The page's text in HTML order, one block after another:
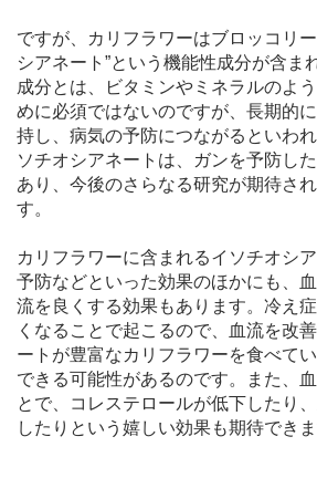
ですが、カリフラワーはブロッコリ
シアネート”という機能性成分が含ま
成分とは、ビタミンやミネラルのよ
めに必須ではないのですが、長期的
持し、病気の予防につながるといわ
ソチオシアネートは、ガンを予防し
あり、今後のさらなる研究が期待さ
す。
カリフラワーに含まれるイソチオシ
予防などといった効果のほかにも、
流を良くする効果もあります。冷え
くなることで起こるので、血流を改
ートが豊富なカリフラワーを食べて
できる可能性があるのです。また、
とで、コレステロールが低下したり
したりという嬉しい効果も期待できま